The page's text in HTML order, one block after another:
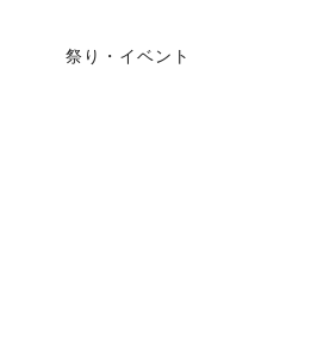
祭り・イベント